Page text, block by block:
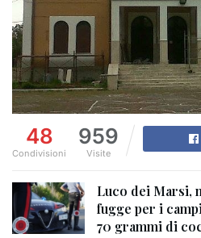
48
Condivisioni
959
Visite
Luco dei Marsi,
fugge per i
70 grammi di